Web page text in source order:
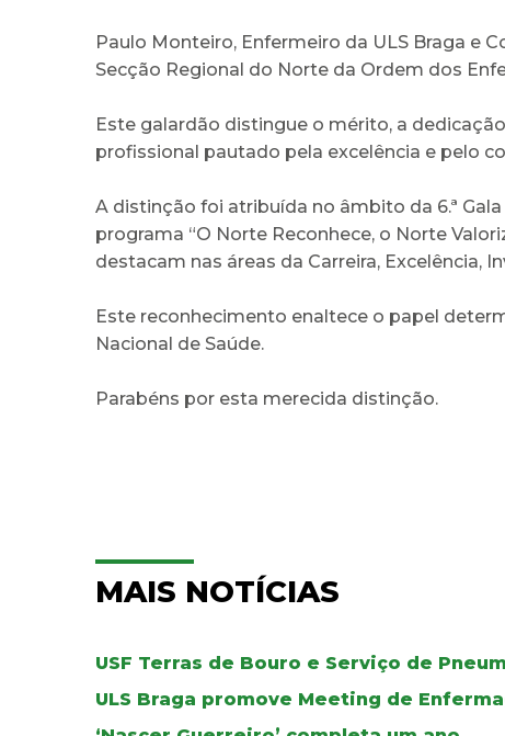
Paulo Monteiro, Enfermeiro da ULS Braga e
Secção Regional do Norte da Ordem dos
Este galardão distingue o mérito, a
profissional pautado pela excelência e pelo
A distinção foi atribuída no âmbito da 6.ª
programa “O Norte Reconhece, o Norte
destacam nas áreas da Carreira, Excelência,
Este reconhecimento enaltece o papel
Nacional de Saúde.
Parabéns por esta merecida distinção.
MAIS NOTÍCIAS
USF Terras de Bouro e Serviço de
ULS Braga promove Meeting de